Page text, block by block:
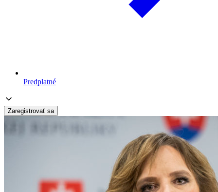
Predplatné
Zaregistrovať sa